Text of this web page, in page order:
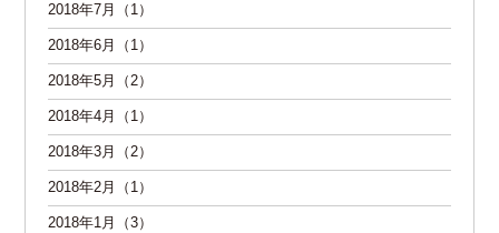
2018年7月（1）
2018年6月（1）
2018年5月（2）
2018年4月（1）
2018年3月（2）
2018年2月（1）
2018年1月（3）